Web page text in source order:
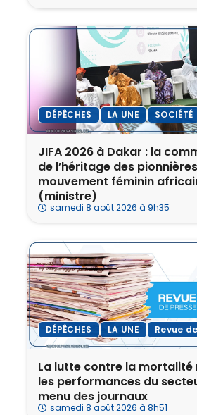
DÉPÊCHES LA UNE SOCIÉTÉ
JIFA 2026 à Dakar : la
de l’héritage des
mouvement féminin
(ministre)
samedi 8 août 2026 à 9h35
DÉPÊCHES LA UNE Revue
La lutte contre la mortalité
les performances du
menu des journaux
samedi 8 août 2026 à 8h51